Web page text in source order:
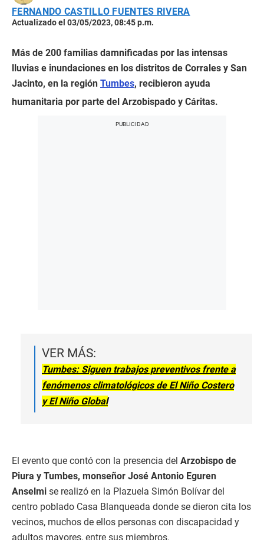
FERNANDO CASTILLO FUENTES RIVERA
Actualizado el 03/05/2023, 08:45 p.m.
Más de 200 familias damnificadas por las intensas
lluvias e inundaciones en los distritos de Corrales y San
Jacinto, en la región Tumbes, recibieron ayuda
humanitaria por parte del Arzobispado y Cáritas.
VER MÁS:
Tumbes: Siguen trabajos preventivos frente a
fenómenos climatológicos de El Niño Costero
y El Niño Global
El evento que contó con la presencia del Arzobispo de
Piura y Tumbes, monseñor José Antonio Eguren
Anselmi se realizó en la Plazuela Simón Bolívar del
centro poblado Casa Blanqueada donde se dieron cita los
vecinos, muchos de ellos personas con discapacidad y
adultos mayores, entre sus miembros.